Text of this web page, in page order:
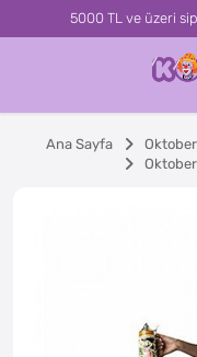
5000 TL ve üzeri
Ana Sayfa